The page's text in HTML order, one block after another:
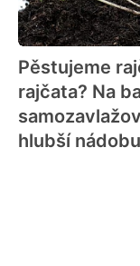
Pěstujeme
rajčata? Na
hlubší nádobu